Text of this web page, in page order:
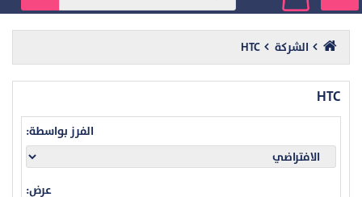
الشركة HTC
HTC
الفرز بواسطة:
عرض: